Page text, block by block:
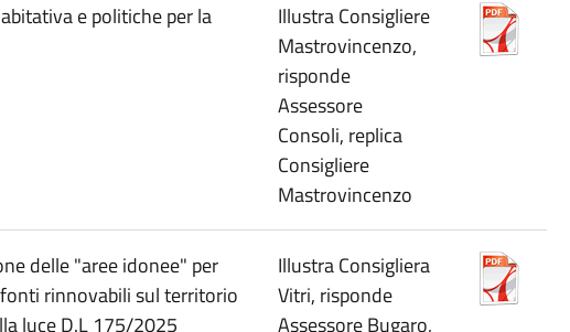
e politiche per la
Illustra Consigliere
Mastrovincenzo,
risponde
Assessore
Consoli, replica
Consigliere
Mastrovincenzo
delle "aree idonee" per
rinnovabili sul territorio
luce D.L 175/2025
Illustra Consigliera
Vitri, risponde
Assessore Bugaro,